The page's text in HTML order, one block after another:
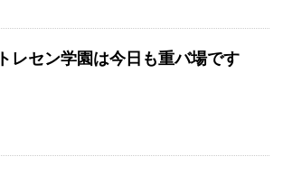
トレセン学園は今日も重バ場です